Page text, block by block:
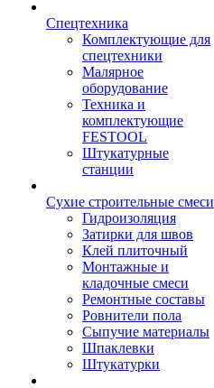
Спецтехника
Комплектующие для
спецтехники
Малярное
оборудование
Техника и
комплектующие
FESTOOL
Штукатурные
станции
Сухие строительные смеси
Гидроизоляция
Затирки для швов
Клей плиточный
Монтажные и
кладочные смеси
Ремонтные составы
Ровнители пола
Сыпучие материалы
Шпаклевки
Штукатурки